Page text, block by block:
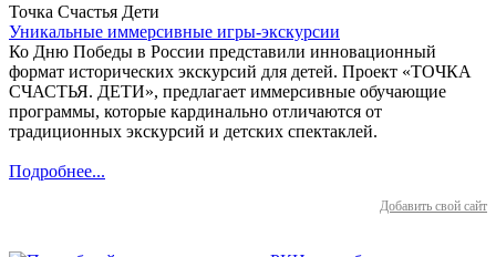
Точка Счастья Дети
Уникальные иммерсивные игры-экскурсии
Ко Дню Победы в России представили инновационный
формат исторических экскурсий для детей. Проект «ТОЧКА
СЧАСТЬЯ. ДЕТИ», предлагает иммерсивные обучающие
программы, которые кардинально отличаются от
традиционных экскурсий и детских спектаклей.
Подробнее...
Добавить свой сайт